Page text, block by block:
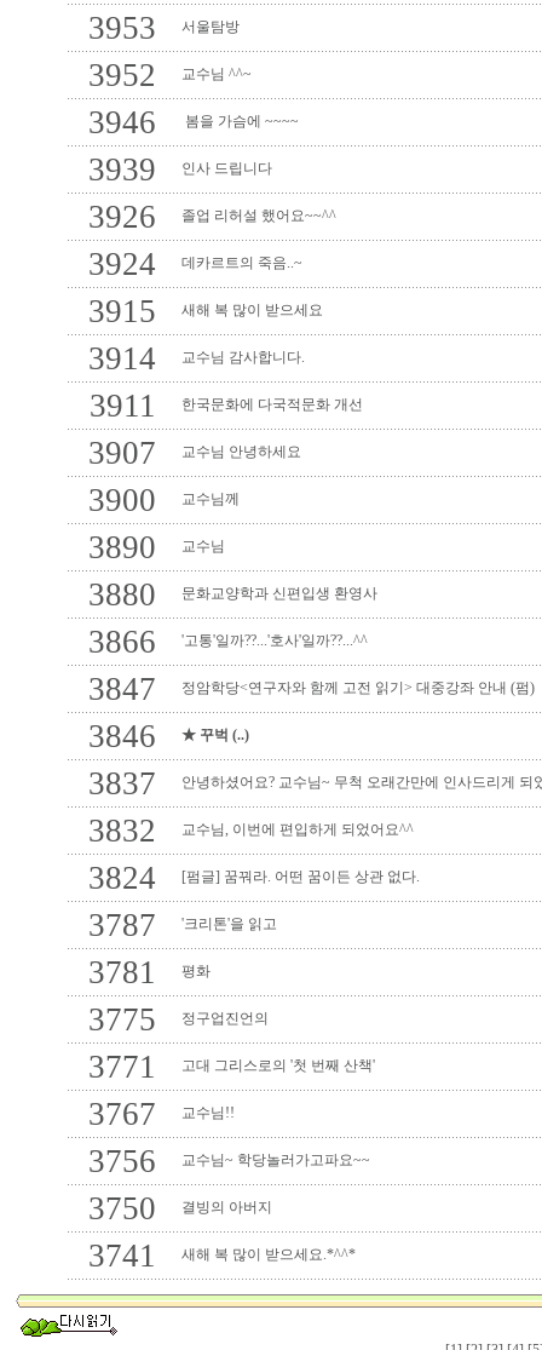
3953 서울탐방
3952 교수님 ^^~
3946 봄을 가슴에 ~~~~
3939 인사 드립니다
3926 졸업 리허설 했어요~~^^
3924 데카르트의 죽음..~
3915 새해 복 많이 받으세요
3914 교수님 감사합니다.
3911 한국문화에 다국적문화 개선
3907 교수님 안녕하세요
3900 교수님께
3890 교수님
3880 문화교양학과 신편입생 환영사
3866 '고통'일까??...'호사'일까??...^^
3847 정암학당<연구자와 함께 고전 읽기> 대중강좌 안내 (펌)
3846 ★ 꾸벅 (..)
3837 안녕하셨어요? 교수님~ 무척 오래간만에 인사드리게 되
3832 교수님, 이번에 편입하게 되었어요^^
3824 [펌글] 꿈꿔라. 어떤 꿈이든 상관 없다.
3787 '크리톤'을 읽고
3781 평화
3775 정구업진언의
3771 고대 그리스로의 '첫 번째 산책'
3767 교수님!!
3756 교수님~ 학당놀러가고파요~~
3750 결빙의 아버지
3741 새해 복 많이 받으세요.*^^*